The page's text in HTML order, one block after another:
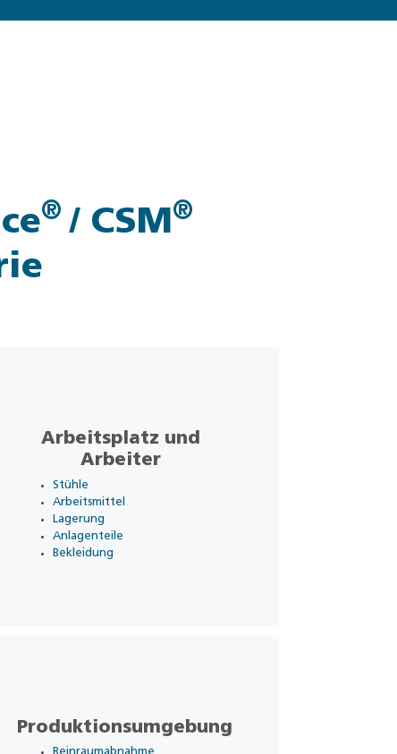
® / CSM ®
Arbeitsplatz und
Arbeiter
Stühle
Arbeitsmittel
Lagerung
Anlagenteile
Bekleidung
Produktionsumgebung